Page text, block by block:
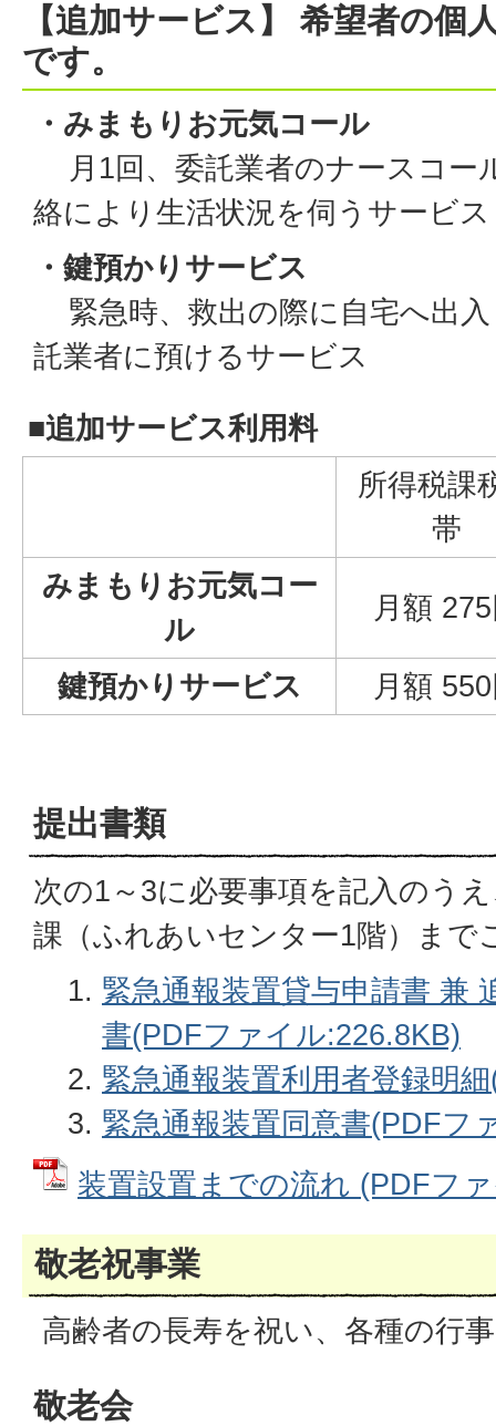
【追加サービス】 希望者の個
です。
・みまもりお元気コール
月1回、委託業者のナースコー
絡により生活状況を伺うサービス
・鍵預かりサービス
緊急時、救出の際に自宅へ出
託業者に預けるサービス
■追加サービス利用料
所得税課
帯
みまもりお元気コー
ル
月額
鍵預かりサービス 月額
提出書類
次の1～3に必要事項を記入のう
課（ふれあいセンター1階）まで
緊急通報装置貸与申請書 兼
書(PDFファイル:226.8KB)
緊急通報装置利用者登録明
緊急通報装置同意書(PDFフ
装置設置までの流れ (PDFフ
敬老祝事業
高齢者の長寿を祝い、各種の行
敬老会